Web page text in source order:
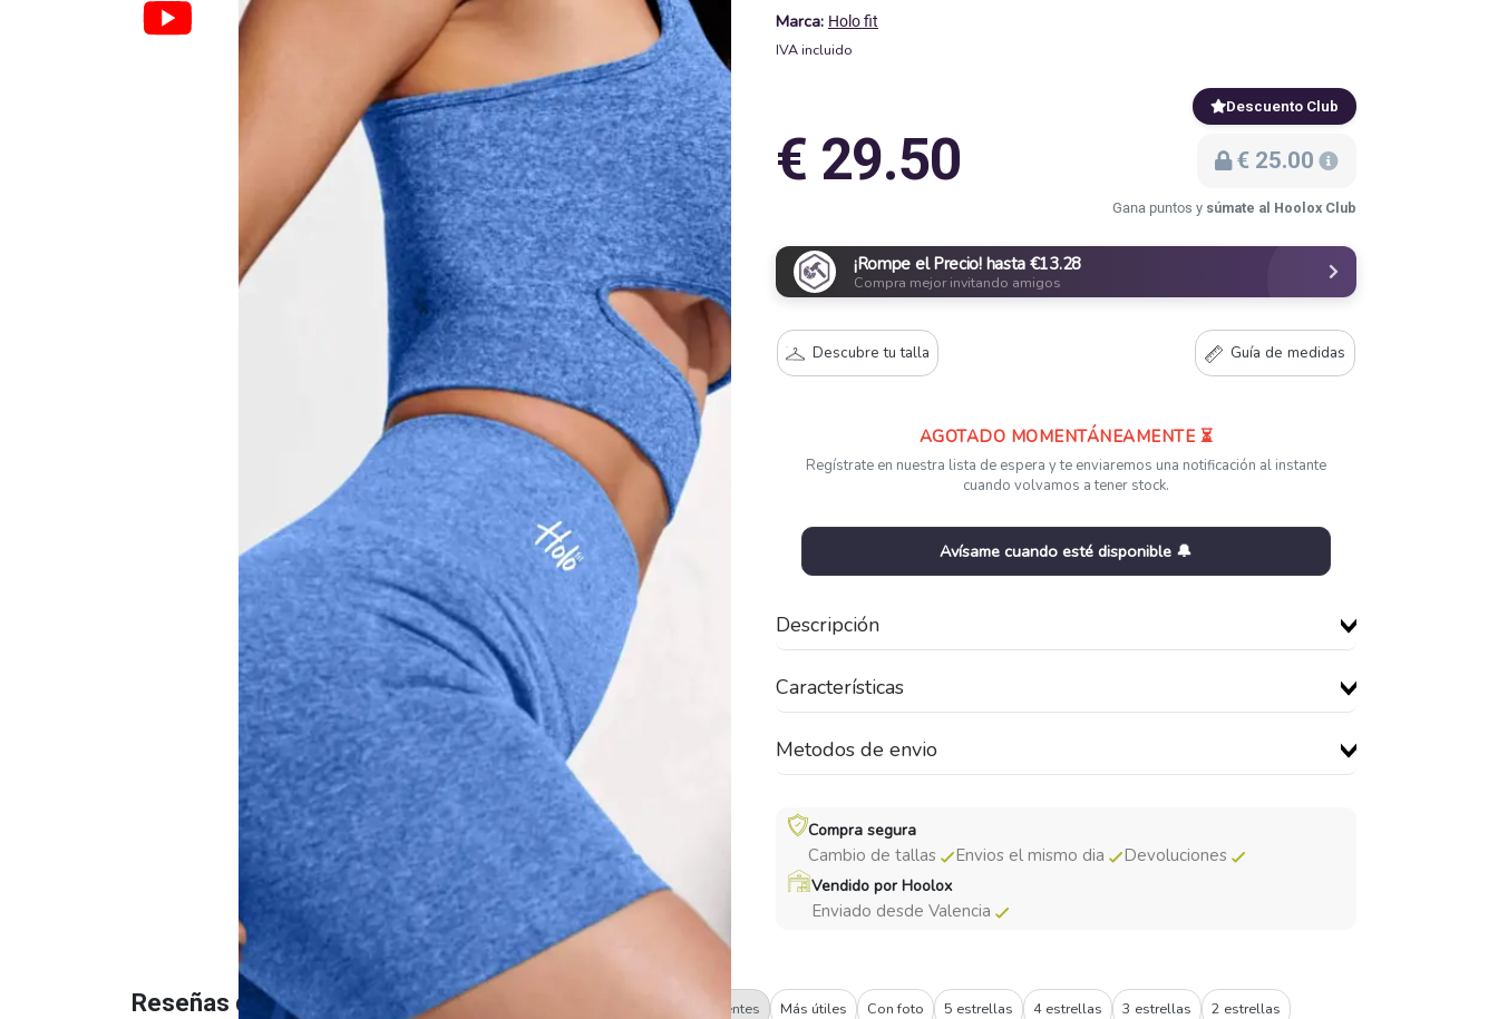
Marca: Holo fit
IVA incluido
€ 29.50
Descuento Club
€ 25.00
Gana puntos y súmate al Hoolox Club
¡Rompe el Precio! hasta €13.28
Compra mejor invitando amigos
Descubre tu talla Guía de medidas
AGOTADO MOMENTÁNEAMENTE ⏳
Regístrate en nuestra lista de espera y te enviaremos una notificación al instante
cuando volvamos a tener stock.
Avísame cuando esté disponible 🔔
Descripción
Características
Metodos de envio
Compra segura
Cambio de tallas Envios el mismo dia Devoluciones
Vendido por Hoolox
Enviado desde Valencia
Reseñas de nuestros clientes Recientes Más útiles Con foto 5 estrellas 4 estrellas 3 estrellas 2 estrellas